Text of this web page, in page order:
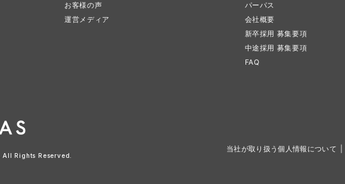
お客様の声
運営メディア
パーパス
会社概要
新卒採用 募集要項
中途採用 募集要項
FAQ
当社が取り扱う個人情報について
All Rights Reserved.